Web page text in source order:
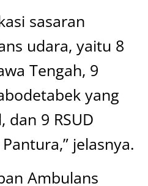
sasaran
udara, yaitu 8
Tengah, 9
yang
dan 9 RSUD
jelasnya.
Ambulans